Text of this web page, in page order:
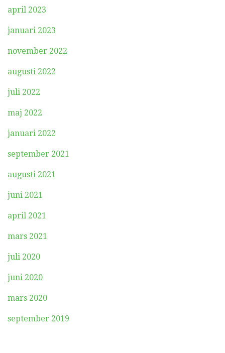
april 2023
januari 2023
november 2022
augusti 2022
juli 2022
maj 2022
januari 2022
september 2021
augusti 2021
juni 2021
april 2021
mars 2021
juli 2020
juni 2020
mars 2020
september 2019